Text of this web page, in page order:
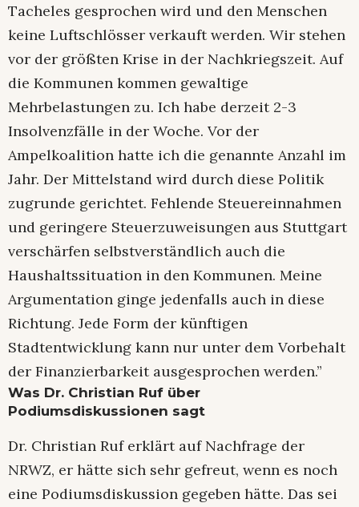
Tacheles gesprochen wird und den Menschen
keine Luftschlösser verkauft werden. Wir stehen
vor der größten Krise in der Nachkriegszeit. Auf
die Kommunen kommen gewaltige
Mehrbelastungen zu. Ich habe derzeit 2-3
Insolvenzfälle in der Woche. Vor der
Ampelkoalition hatte ich die genannte Anzahl im
Jahr. Der Mittelstand wird durch diese Politik
zugrunde gerichtet. Fehlende Steuereinnahmen
und geringere Steuerzuweisungen aus Stuttgart
verschärfen selbstverständlich auch die
Haushaltssituation in den Kommunen. Meine
Argumentation ginge jedenfalls auch in diese
Richtung. Jede Form der künftigen
Stadtentwicklung kann nur unter dem Vorbehalt
der Finanzierbarkeit ausgesprochen werden.”
Was Dr. Christian Ruf über
Podiumsdiskussionen sagt
Dr. Christian Ruf erklärt auf Nachfrage der
NRWZ, er hätte sich sehr gefreut, wenn es noch
eine Podiumsdiskussion gegeben hätte. Das sei